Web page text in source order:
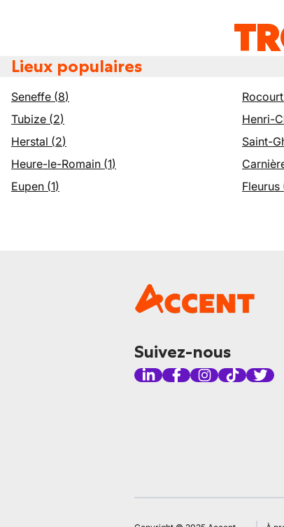
Lieux populaires
Seneffe (8) Rocourt
Tubize (2) Henri-
Herstal (2) Saint-
Heure-le-Romain (1)
Eupen (1) Fleurus
Suivez-nous